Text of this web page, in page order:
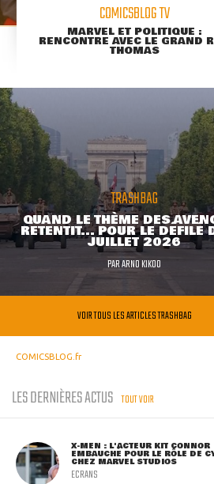
COMICSBLOG TV
MARVEL ET POLITIQUE :
RENCONTRE AVEC LE GRAND
THOMAS
TRASHBAG
QUAND LE THÈME DES
RETENTIT... POUR LE DÉFILÉ
JUILLET 2026
PARARNO KIKOO
VOIR TOUS LES ARTICLES TRASHBAG
COMICSBLOG.fr
LES DERNIÈRES ACTUS TOUT VOIR
X-MEN : L'ACTEUR KIT CONNOR
EMBAUCHÉ POUR LE RÔLE DE
CHEZ MARVEL STUDIOS
ECRANS